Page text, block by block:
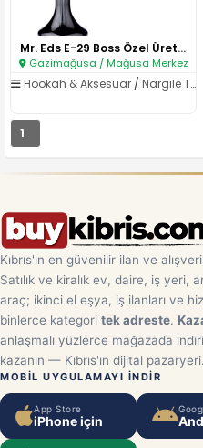
Mr. Eds E-29 Boss Özel Üretim ..
Gazimağusa / Mağusa Merkez
Hookah & Aksesuar / Nargile Takımları
1
Kıbrıs'ın en güvenilir ilan ve
Satılık ve kiralık ev, daire, iş yeri,
araç; ikinci el eşya, iş ilanları ve
binlerce kategori tek adreste.
anlaşmalı yüzlerce mağazada
kazanın — Kıbrıs'ın dijital pazaryeri.
MOBIL UYGULAMAYI INDIR
App Store
iPhone için